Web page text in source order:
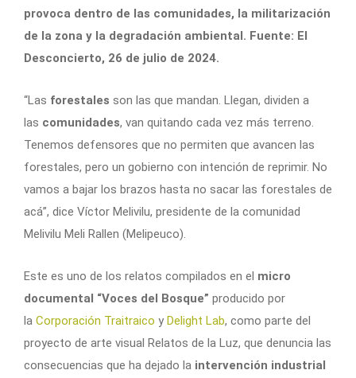
provoca dentro de las comunidades, la militarización
de la zona y la degradación ambiental. Fuente: El
Desconcierto, 26 de julio de 2024.
“Las forestales son las que mandan. Llegan, dividen a
las comunidades, van quitando cada vez más terreno.
Tenemos defensores que no permiten que avancen las
forestales, pero un gobierno con intención de reprimir. No
vamos a bajar los brazos hasta no sacar las forestales de
acá”, dice Víctor Melivilu, presidente de la comunidad
Melivilu Meli Rallen (Melipeuco).
Este es uno de los relatos compilados en el micro
documental “Voces del Bosque” producido por
la Corporación Traitraico y Delight Lab, como parte del
proyecto de arte visual Relatos de la Luz, que denuncia las
consecuencias que ha dejado la intervención industrial